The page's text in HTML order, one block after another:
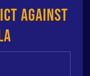
Against